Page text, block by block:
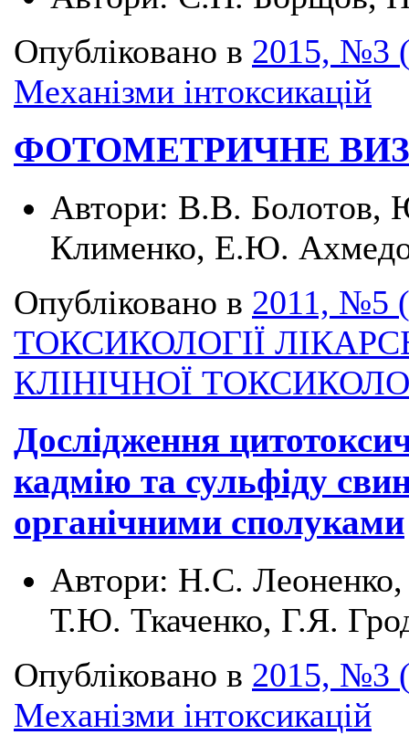
Опубліковано в 2015, №3
Механізми інтоксикацій
ФОТОМЕТРИЧНЕ
Автори: В.В.
Клименко, Е.Ю.
Опубліковано в 2011, №5
ТОКСИКОЛОГІЇ
КЛІНІЧНОЇ
Дослідження
кадмію та сульфіду
органічними сполуками
Автори: Н.С.
Т.Ю. Ткаченко, Г.Я.
Опубліковано в 2015, №3
Механізми інтоксикацій